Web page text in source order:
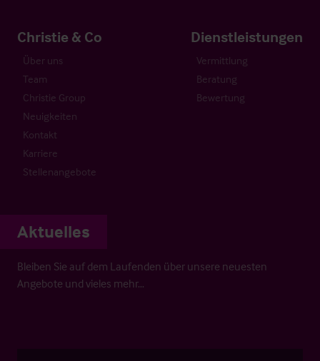
Christie & Co
Über uns
Team
Christie Group
Neuigkeiten
Kontakt
Karriere
Stellenangebote
Dienstleistungen
Vermittlung
Beratung
Bewertung
Aktuelles
Bleiben Sie auf dem Laufenden über unsere neuesten
Angebote und vieles mehr…